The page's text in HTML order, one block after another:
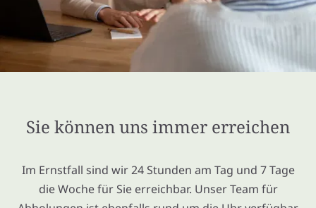
Sie können uns immer erreichen
Im Ernstfall sind wir 24 Stunden am Tag und 7 Tage
die Woche für Sie erreichbar. Unser Team für